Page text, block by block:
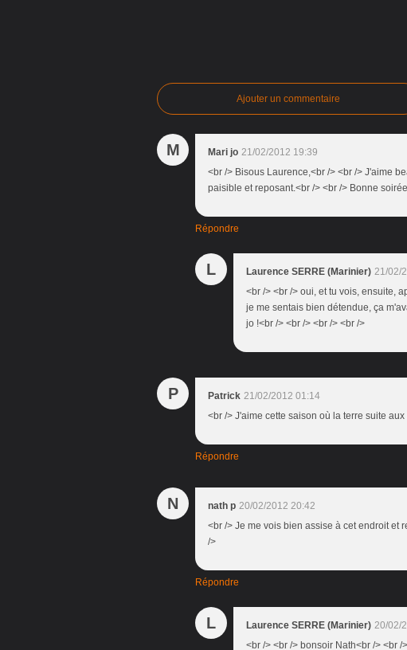
Ajouter un commentaire
M Mari jo 21/02/2012 19:39
<br /> Bisous Laurence,<br /> <br /> J'aime
paisible et reposant.<br /> <br /> Bonne
Répondre
L Laurence SERRE (Marinier) 21/02/
<br /> <br /> oui, et tu vois, ensuite,
je me sentais bien détendue, ça
jo !<br /> <br /> <br /> <br />
P Patrick 21/02/2012 01:14
<br /> J'aime cette saison où la terre suite
Répondre
N nath p 20/02/2012 20:42
<br /> Je me vois bien assise à cet endroit et
/>
Répondre
L Laurence SERRE (Marinier) 20/02/
<br /> <br /> bonsoir Nath<br /> <br